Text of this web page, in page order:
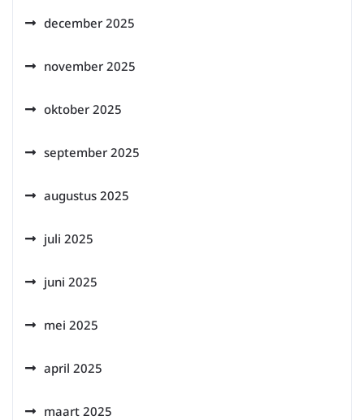
december 2025
november 2025
oktober 2025
september 2025
augustus 2025
juli 2025
juni 2025
mei 2025
april 2025
maart 2025